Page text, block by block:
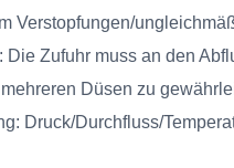
Verstopfungen/
Die Zufuhr muss an den
Düsen zu
Druck/Durchfluss/